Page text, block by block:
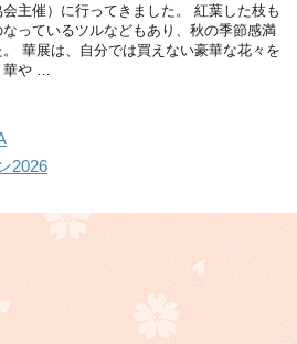
主催）に行ってきました。 紅葉した枝も
っているツルなどもあり、秋の季節感満
華展は、自分では買えない豪華な花々を
華や …
2026